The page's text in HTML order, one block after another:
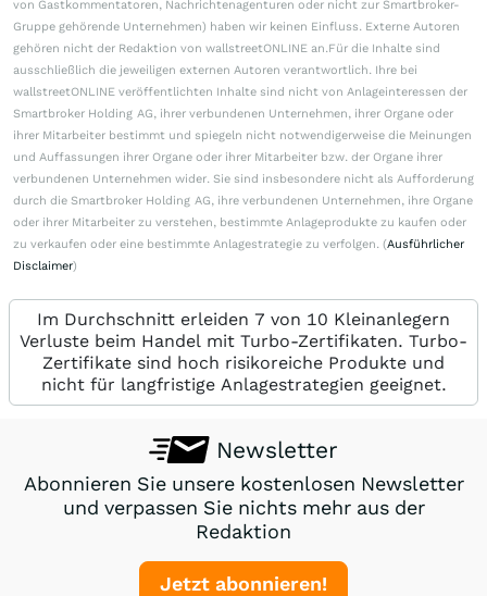
von Gastkommentatoren, Nachrichtenagenturen oder nicht zur Smartbroker-
Gruppe gehörende Unternehmen) haben wir keinen Einfluss. Externe Autoren
gehören nicht der Redaktion von wallstreetONLINE an.Für die Inhalte sind
ausschließlich die jeweiligen externen Autoren verantwortlich. Ihre bei
wallstreetONLINE veröffentlichten Inhalte sind nicht von Anlageinteressen der
Smartbroker Holding AG, ihrer verbundenen Unternehmen, ihrer Organe oder
ihrer Mitarbeiter bestimmt und spiegeln nicht notwendigerweise die Meinungen
und Auffassungen ihrer Organe oder ihrer Mitarbeiter bzw. der Organe ihrer
verbundenen Unternehmen wider. Sie sind insbesondere nicht als Aufforderung
durch die Smartbroker Holding AG, ihre verbundenen Unternehmen, ihre Organe
oder ihrer Mitarbeiter zu verstehen, bestimmte Anlageprodukte zu kaufen oder
zu verkaufen oder eine bestimmte Anlagestrategie zu verfolgen. (Ausführlicher
Disclaimer)
Im Durchschnitt erleiden 7 von 10 Kleinanlegern
Verluste beim Handel mit Turbo-Zertifikaten. Turbo-
Zertifikate sind hoch risikoreiche Produkte und
nicht für langfristige Anlagestrategien geeignet.
Newsletter
Abonnieren Sie unsere kostenlosen Newsletter
und verpassen Sie nichts mehr aus der
Redaktion
Jetzt abonnieren!